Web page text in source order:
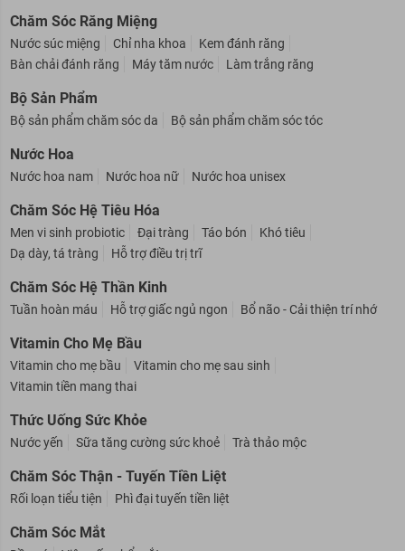
Chăm Sóc Răng Miệng
Nước súc miệng Chỉ nha khoa
Kem đánh răng
Bàn chải đánh răng
Máy tăm nước Làm trắng răng
Bộ Sản Phẩm
Bộ sản phẩm chăm sóc da Bộ sản phẩm chăm sóc tóc
Nước Hoa
Nước hoa nam Nước hoa nữ Nước hoa unisex
Chăm Sóc Hệ Tiêu Hóa
Men vi sinh probiotic Đại tràng Táo bón
Khó tiêu
Dạ dày, tá tràng
Hỗ trợ điều trị trĩ
Chăm Sóc Hệ Thần Kinh
Tuần hoàn máu Hỗ trợ giấc ngủ ngon Bổ não - Cải thiện trí nhớ
Vitamin Cho Mẹ Bầu
Vitamin cho mẹ bầu
Vitamin cho mẹ sau sinh
Vitamin tiền mang thai
Thức Uống Sức Khỏe
Nước yến Sữa tăng cường sức khoẻ Trà thảo mộc
Chăm Sóc Thận - Tuyến Tiền Liệt
Rối loạn tiểu tiện Phì đại tuyến tiền liệt
Chăm Sóc Mắt